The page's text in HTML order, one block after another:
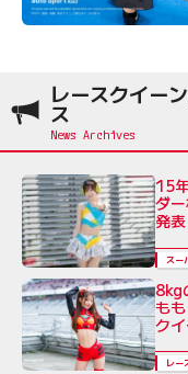
レースクイー
ス
15
ダ
発表
スー
8kg
も
ク
レー